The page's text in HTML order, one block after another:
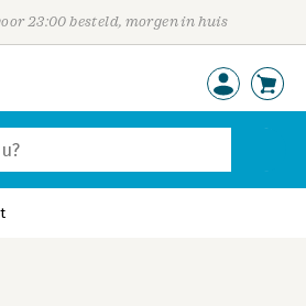
23:00 besteld, morgen in huis